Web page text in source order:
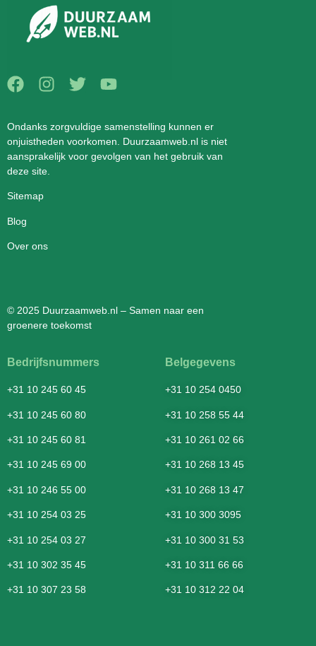
Ondanks zorgvuldige samenstelling kunnen er
onjuistheden voorkomen. Duurzaamweb.nl is niet
aansprakelijk voor gevolgen van het gebruik van
deze site.
Sitemap
Blog
Over ons
© 2025 Duurzaamweb.nl – Samen naar een
groenere toekomst
Bedrijfsnummers
+31 10 245 60 45
+31 10 245 60 80
+31 10 245 60 81
+31 10 245 69 00
+31 10 246 55 00
+31 10 254 03 25
+31 10 254 03 27
+31 10 302 35 45
+31 10 307 23 58
Belgegevens
+31 10 254 0450
+31 10 258 55 44
+31 10 261 02 66
+31 10 268 13 45
+31 10 268 13 47
+31 10 300 3095
+31 10 300 31 53
+31 10 311 66 66
+31 10 312 22 04